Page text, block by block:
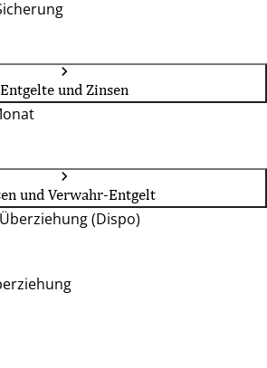
Entgelte und Zinsen
und Verwahr-Entgelt
(Dispo)